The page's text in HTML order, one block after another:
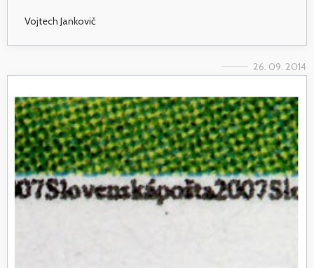
Vojtech Jankovič
26. 09. 2014